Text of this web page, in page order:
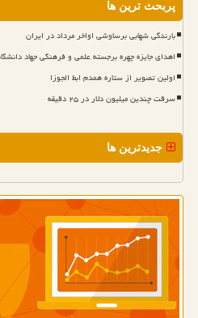
پربحث ترین ها
بارندگی شهابی برساوشی اواخر مرداد در ایران
اهدای جایزه چهره برجسته علمی و فرهنگی جهاد
اولین تصویر از ستاره همدم ابط الجوزا
سرقت چندین میلیون دلار در ۲۵ دقیقه
جدیدترین ها